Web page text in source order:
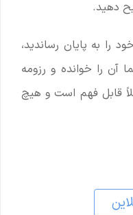
دهید.
خود را به پایان رساندید،
آن را خوانده و رزومه
قابل فهم است و هیچ